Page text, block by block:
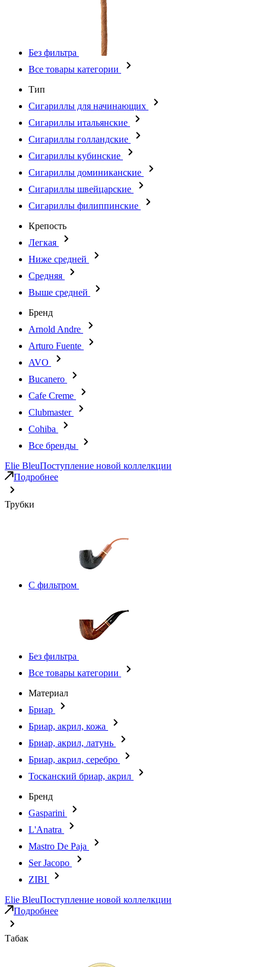
Без фильтра
Все товары категории
Тип
Сигариллы для начинающих
Сигариллы итальянские
Сигариллы голландские
Сигариллы кубинские
Сигариллы доминиканские
Сигариллы швейцарские
Сигариллы филиппинские
Крепость
Легкая
Ниже средней
Средняя
Выше средней
Бренд
Arnold Andre
Arturo Fuente
AVO
Bucanero
Cafe Creme
Clubmaster
Cohiba
Все бренды
Elie BleuПоступление новой коллелкции
Подробнее
Трубки
С фильтром
Без фильтра
Все товары категории
Материал
Бриар
Бриар, акрил, кожа
Бриар, акрил, латунь
Бриар, акрил, серебро
Тосканский бриар, акрил
Бренд
Gasparini
L'Anatra
Mastro De Paja
Ser Jacopo
ZIBI
Elie BleuПоступление новой коллелкции
Подробнее
Табак